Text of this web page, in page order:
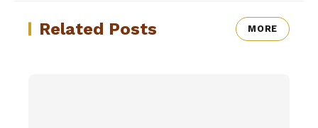
Related Posts MORE